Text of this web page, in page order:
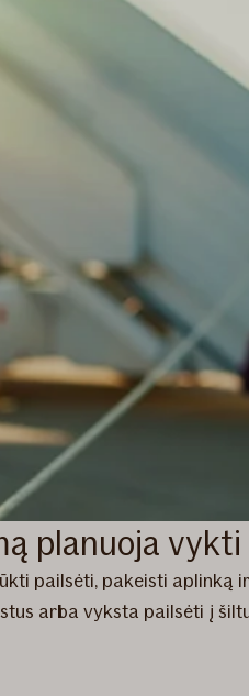
planuoja
pailsėti, pakeisti
arba vyksta pailsėti į